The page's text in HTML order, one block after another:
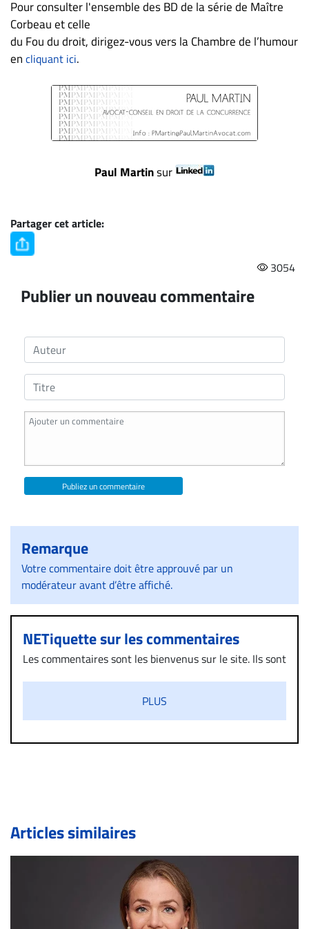
joindre
À
propos
S’abonner
Politique de
Pour consulter l'ensemble des BD de la série de Maître
Corbeau et celle
du Fou du droit, dirigez-vous vers la Chambre de l’humour
en cliquant ici.
Paul Martinsur
Partager cet article:
3054
Publier un nouveau commentaire
Publiez un commentaire
Remarque
Votre commentaire doit être approuvé par un
modérateur avant d’être affiché.
NETiquette sur les commentaires
Les commentaires sont les bienvenus sur le site. Ils sont
diffamatoire. Si malgré cette politique de modération,
un commentaire publié sur le site vous dérange, prenez
immédiatement contact par courriel (info@droit-
de validation, un droit de réponse.
Bien à vous,
La Rédaction de Droit-inc.com
PLUS
Articles similaires